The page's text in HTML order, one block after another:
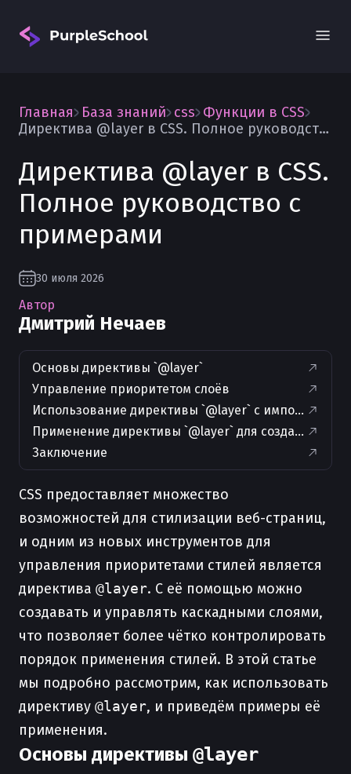
Вход
Главная База знаний css Функции в CSS
Директива @layer в CSS. Полное руководство с примерами
Директива @layer в CSS.
Полное руководство с
примерами
30 июля 2026
Автор
Дмитрий Нечаев
Основы директивы `@layer`
Управление приоритетом слоёв
Использование директивы `@layer` с
Применение директивы `@layer` для создания
Заключение
CSS предоставляет множество
возможностей для стилизации веб-страниц,
и одним из новых инструментов для
управления приоритетами стилей является
директива @layer. С её помощью можно
создавать и управлять каскадными слоями,
что позволяет более чётко контролировать
порядок применения стилей. В этой статье
мы подробно рассмотрим, как использовать
директиву @layer, и приведём примеры её
применения.
Основы директивы @layer